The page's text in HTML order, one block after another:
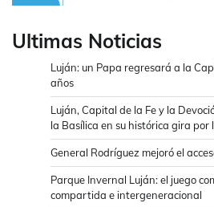
Ultimas Noticias
Luján: un Papa regresará a la
años
Luján, Capital de la Fe y la
la Basílica en su histórica gira
General Rodríguez mejoró el
Parque Invernal Luján: el juego
compartida e intergeneracional